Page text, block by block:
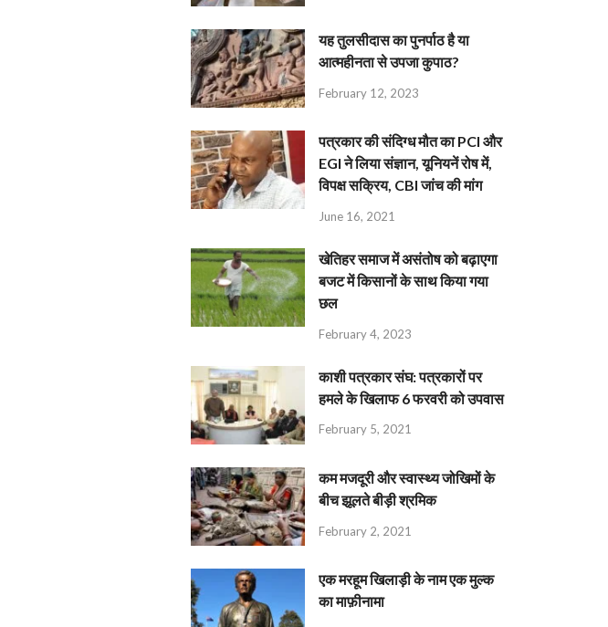
यह तुलसीदास का पुनर्पाठ है या
आत्महीनता से उपजा कुपाठ?
February 12, 2023
पत्रकार की संदिग्ध मौत का PCI और
EGI ने लिया संज्ञान, यूनियनें रोष में,
विपक्ष सक्रिय, CBI जांच की मांग
June 16, 2021
खेतिहर समाज में असंतोष को बढ़ाएगा
बजट में किसानों के साथ किया गया
छल
February 4, 2023
काशी पत्रकार संघ: पत्रकारों पर
हमले के खिलाफ 6 फरवरी को उपवास
February 5, 2021
कम मजदूरी और स्वास्थ्य जोखिमों के
बीच झूलते बीड़ी श्रमिक
February 2, 2021
एक मरहूम खिलाड़ी के नाम एक मुल्क
का माफ़ीनामा